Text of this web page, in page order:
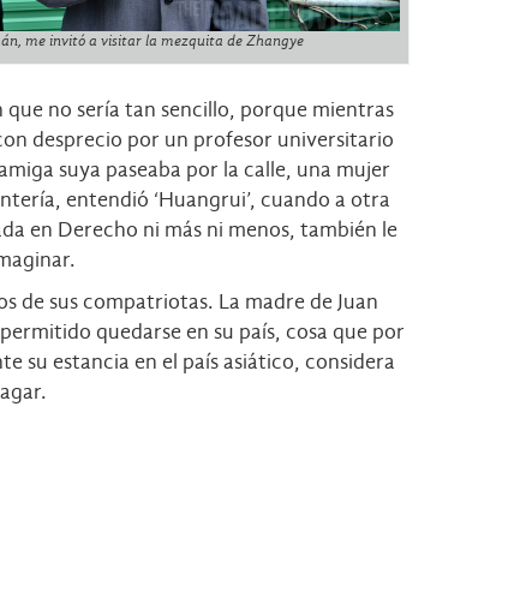
me invitó a visitar la mezquita de Zhangye
que no sería tan sencillo, porque mientras
desprecio por un profesor universitario
suya paseaba por la calle, una mujer
entendió ‘Huangrui’, cuando a otra
en Derecho ni más ni menos, también le
de sus compatriotas. La madre de Juan
quedarse en su país, cosa que por
su estancia en el país asiático, considera